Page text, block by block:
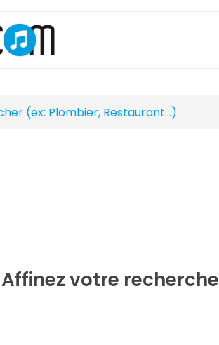
Affinez votre recherche